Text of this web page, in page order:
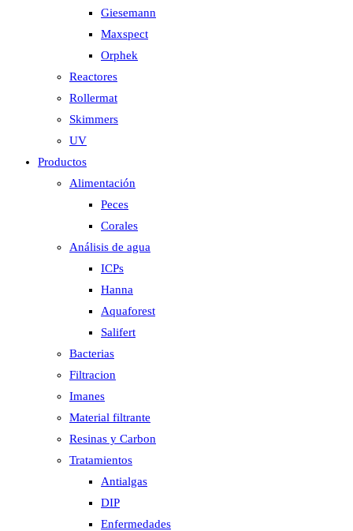
Giesemann
Maxspect
Orphek
Reactores
Rollermat
Skimmers
UV
Productos
Alimentación
Peces
Corales
Análisis de agua
ICPs
Hanna
Aquaforest
Salifert
Bacterias
Filtracion
Imanes
Material filtrante
Resinas y Carbon
Tratamientos
Antialgas
DIP
Enfermedades